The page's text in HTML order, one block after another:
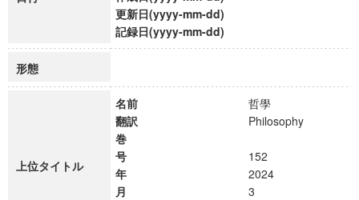
更新日(yyyy-mm-dd)
記録日(yyyy-mm-dd)
形態
上位タイトル
名前
哲學
翻訳
Philosophy
巻
号
152
年
2024
月
3